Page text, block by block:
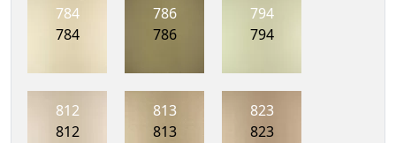
784
784
786
786
794
794
812
812
813
813
823
823